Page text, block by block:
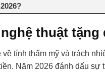
thuật tặng
tính thẩm mỹ và trách
Năm 2026 đánh dấu sự